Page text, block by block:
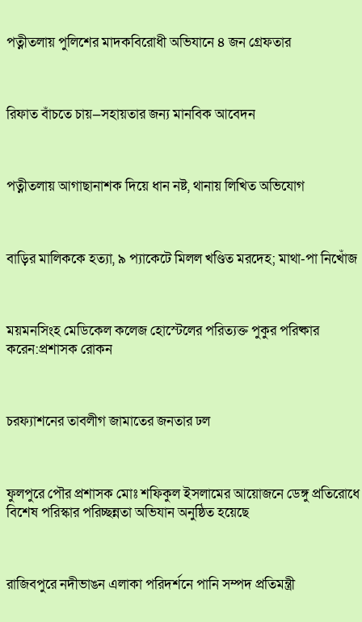
পত্নীতলায় পুলিশের মাদকবিরোধী অভিযানে ৪ জন গ্রেফতার
রিফাত বাঁচতে চায়—সহায়তার জন্য মানবিক আবেদন
পত্নীতলায় আগাছানাশক দিয়ে ধান নষ্ট, থানায় লিখিত অভিযোগ
বাড়ির মালিককে হত্যা, ৯ প্যাকেটে মিলল খণ্ডিত মরদেহ; মাথা-পা নিখোঁজ
ময়মনসিংহ মেডিকেল কলেজ হোস্টেলের পরিত্যক্ত পুকুর পরিষ্কার
করেন:প্রশাসক রোকন
চরফ্যাশনের তাবলীগ জামাতের জনতার ঢল
ফুলপুরে পৌর প্রশাসক মোঃ শফিকুল ইসলামের আয়োজনে ডেঙ্গু প্রতিরোধে
বিশেষ পরিস্কার পরিচ্ছন্নতা অভিযান অনুষ্ঠিত হয়েছে
রাজিবপুরে নদীভাঙন এলাকা পরিদর্শনে পানি সম্পদ প্রতিমন্ত্রী